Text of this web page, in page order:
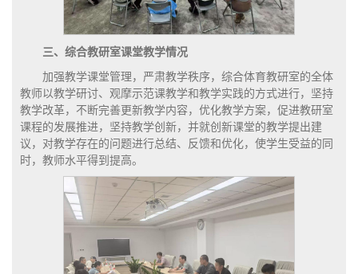
三、综合教研室课堂教学情况
加强教学课堂管理，严肃教学秩序，综合体育教研室的全体
教师以教学研讨、观摩示范课教学和教学实践的方式进行，坚持
教学改革，不断完善更新教学内容，优化教学方案，促进教研室
课程的发展推进，坚持教学创新，并就创新课堂的教学提出建
议，对教学存在的问题进行总结、反馈和优化，使学生受益的同
时，教师水平得到提高。